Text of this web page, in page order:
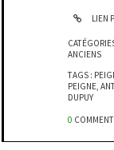
LIEN
ANCIENS
TAGS :
PEIGNE,
DUPUY
0